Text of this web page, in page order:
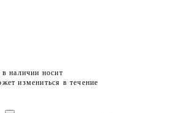
наличии носит
измениться в течение